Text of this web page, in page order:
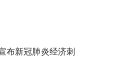
布新冠肺炎经济刺